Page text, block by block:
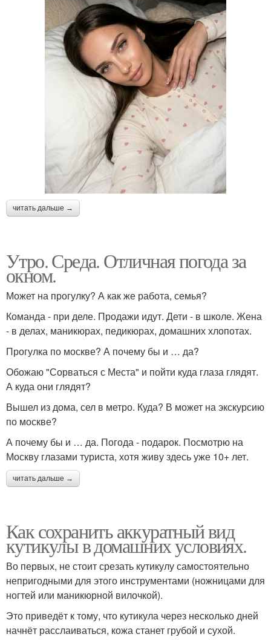
читать дальше →
Утро. Среда. Отличная погода за
окном.
Может на прогулку? А как же работа, семья?
Команда - при деле. Продажи идут. Дети - в школе. Жена
- в делах, маникюрах, педикюрах, домашних хлопотах.
Прогулка по москве? А почему бы и … да?
Обожаю "Сорваться с Места" и пойти куда глаза глядят.
А куда они глядят?
Вышел из дома, сел в метро. Куда? В может на экскурсию
по москве?
А почему бы и … да. Погода - подарок. Посмотрю на
Москву глазами туриста, хотя живу здесь уже 10+ лет.
читать дальше →
Как сохранить аккуратный вид
кутикулы в домашних условиях.
Во первых, не стоит срезать кутикулу самостоятельно
непригодными для этого инструментами (ножницами для
ногтей или маникюрной вилочкой).
Это приведёт к тому, что кутикула через несколько дней
начнёт расслаиваться, кожа станет грубой и сухой.